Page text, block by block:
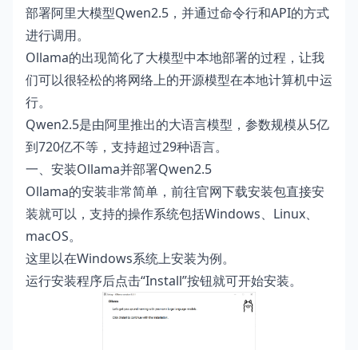
部署阿里大模型Qwen2.5，并通过命令行和API的方式
进行调用。
Ollama的出现简化了大模型中本地部署的过程，让我
们可以很轻松的将网络上的开源模型在本地计算机中运
行。
Qwen2.5是由阿里推出的大语言模型，参数规模从5亿
到720亿不等，支持超过29种语言。
一、安装Ollama并部署Qwen2.5
Ollama的安装非常简单，前往官网下载安装包直接安
装就可以，支持的操作系统包括Windows、Linux、
macOS。
这里以在Windows系统上安装为例。
运行安装程序后点击“Install”按钮就可开始安装。